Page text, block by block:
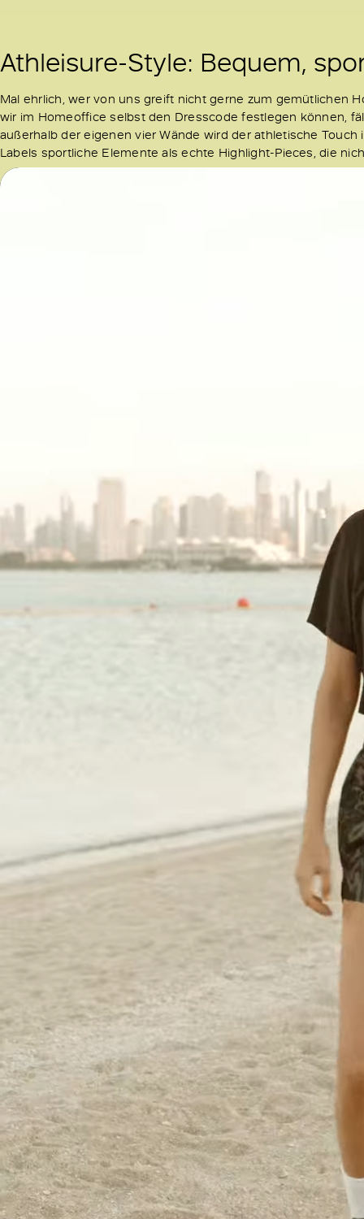
Athleisure-Style: Bequem,
Mal ehrlich, wer von uns greift nicht gerne zum gemütlichen
wir im Homeoffice selbst den Dresscode festlegen können,
außerhalb der eigenen vier Wände wird der athletische
Labels sportliche Elemente als echte Highlight-Pieces, die